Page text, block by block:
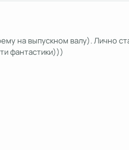
на выпускном валу). Лично
фантастики)))